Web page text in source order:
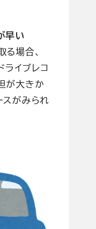
早い
場合、
ライブレコ
が大きか
スがみられ